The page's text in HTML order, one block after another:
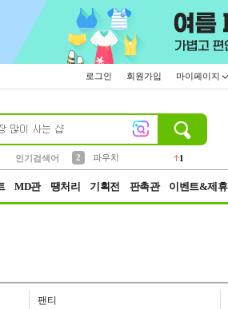
로그인 회원가입 마이페이지
인기검색어
2
파우치
1
MD관 땡처리 기획전 판촉관 이벤트&제휴
팬티